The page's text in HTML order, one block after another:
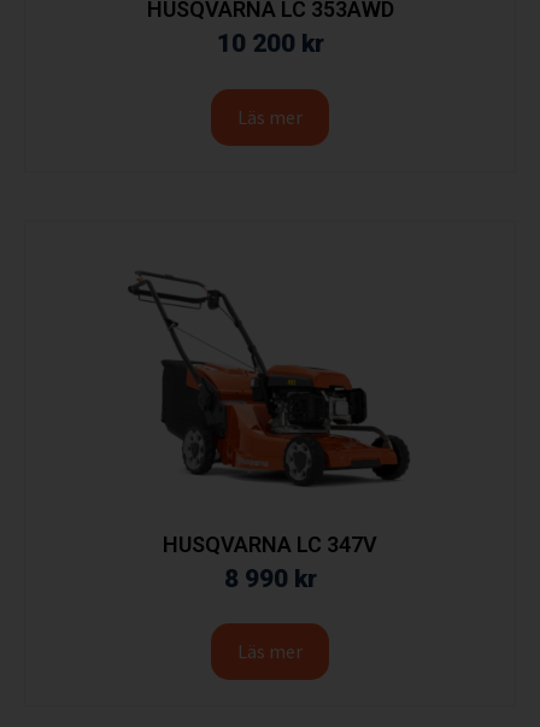
HUSQVARNA LC 353AWD
10 200 kr
Läs mer
HUSQVARNA LC 347V
8 990 kr
Läs mer